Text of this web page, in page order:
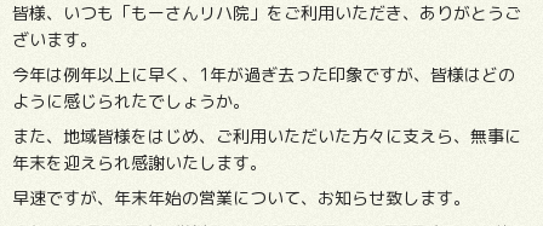
皆様、いつも「もーさんリハ院」をご利用いただき、ありがとうご
ざいます。
今年は例年以上に早く、1年が過ぎ去った印象ですが、皆様はどの
ように感じられたでしょうか。
また、地域皆様をはじめ、ご利用いただいた方々に支えら、無事に
年末を迎えられ感謝いたします。
早速ですが、年末年始の営業について、お知らせ致します。